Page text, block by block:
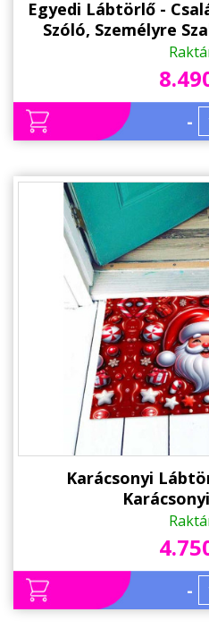
Egyedi Lábtörlő -
Szóló, Személyre
-
Karácsonyi
-